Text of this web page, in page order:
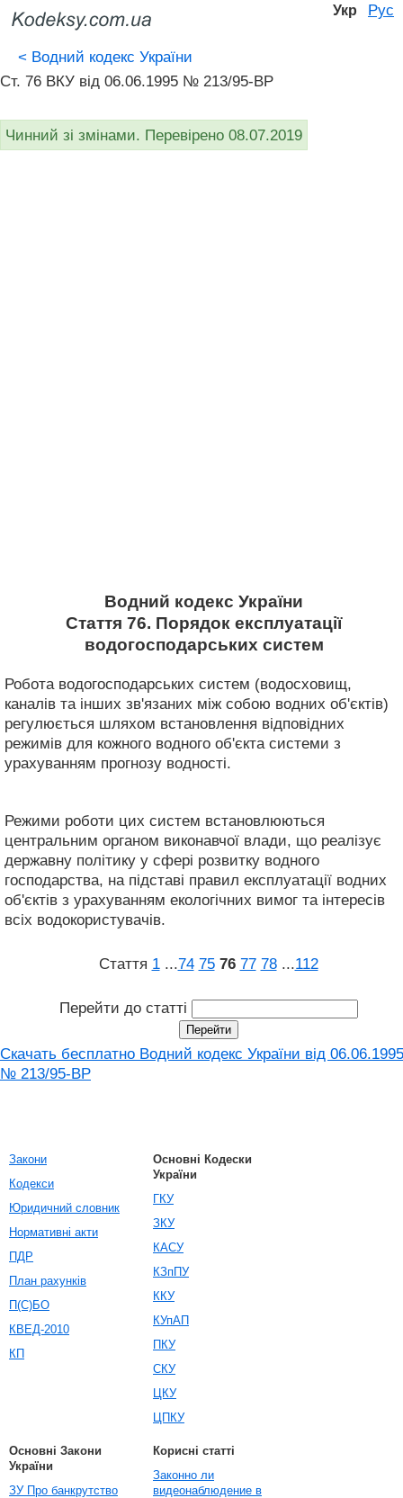
Укр Рус
< Водний кодекс України
Ст. 76 ВКУ від 06.06.1995 № 213/95-ВР
Чинний зі змінами. Перевірено 08.07.2019
Водний кодекс України
Стаття 76. Порядок експлуатації
водогосподарських систем
Робота водогосподарських систем (водосховищ,
каналів та інших зв'язаних між собою водних об'єктів)
регулюється шляхом встановлення відповідних
режимів для кожного водного об'єкта системи з
урахуванням прогнозу водності.
Режими роботи цих систем встановлюються
центральним органом виконавчої влади, що реалізує
державну політику у сфері розвитку водного
господарства, на підставі правил експлуатації водних
об'єктів з урахуванням екологічних вимог та інтересів
всіх водокористувачів.
Стаття 1 ...74 75 76 77 78 ...112
Перейти до статті
Скачать бесплатно Водний кодекс України від 06.06.1995
№ 213/95-ВР
Закони
Кодекси
Юридичний словник
Нормативні акти
ПДР
План рахунків
П(С)БО
КВЕД-2010
КП
Основні Кодески
України
ГКУ
ЗКУ
КАСУ
КЗпПУ
ККУ
КУпАП
ПКУ
СКУ
ЦКУ
ЦПКУ
Основні Закони
України
ЗУ Про банкрутство
Корисні статті
Законно ли
видеонаблюдение в